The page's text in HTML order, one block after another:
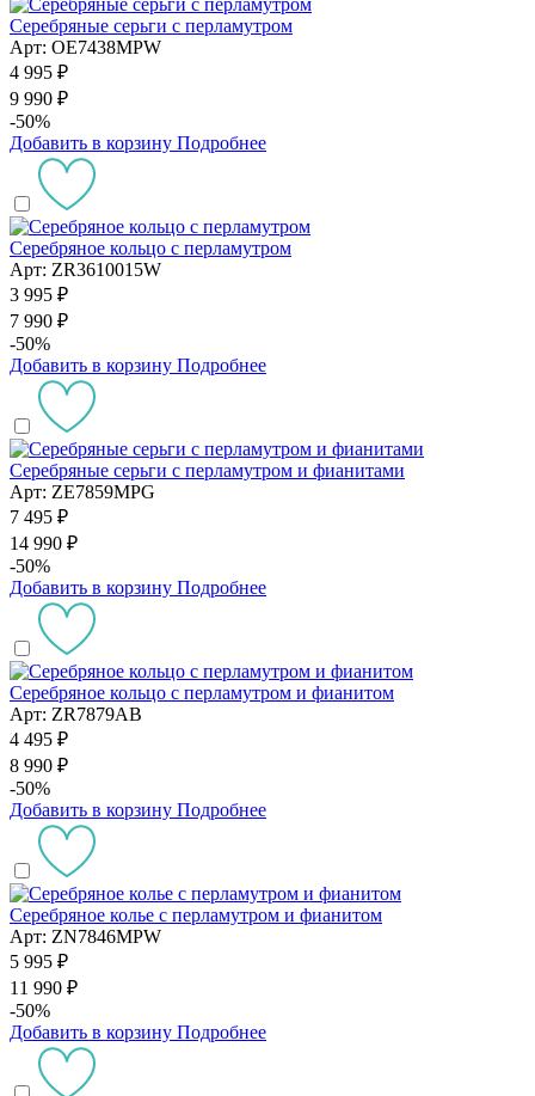
Серебряные серьги с перламутром
Арт: OE7438MPW
4 995 ₽
9 990 ₽
-50%
Добавить в корзину Подробнее
Серебряное кольцо с перламутром
Арт: ZR3610015W
3 995 ₽
7 990 ₽
-50%
Добавить в корзину Подробнее
Серебряные серьги с перламутром и фианитами
Арт: ZE7859MPG
7 495 ₽
14 990 ₽
-50%
Добавить в корзину Подробнее
Серебряное кольцо с перламутром и фианитом
Арт: ZR7879AB
4 495 ₽
8 990 ₽
-50%
Добавить в корзину Подробнее
Серебряное колье с перламутром и фианитом
Арт: ZN7846MPW
5 995 ₽
11 990 ₽
-50%
Добавить в корзину Подробнее